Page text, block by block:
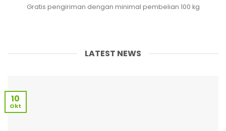
Gratis pengiriman dengan minimal pembelian 100 kg
LATEST NEWS
10
Okt